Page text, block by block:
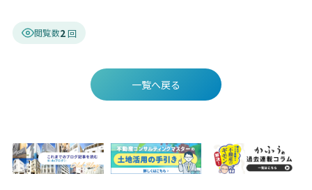
閲覧数2
一覧へ戻る